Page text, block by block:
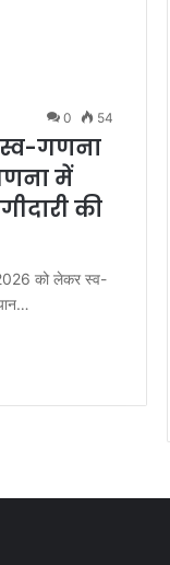
0 54
गणना
में
की
2026 को लेकर स्व-